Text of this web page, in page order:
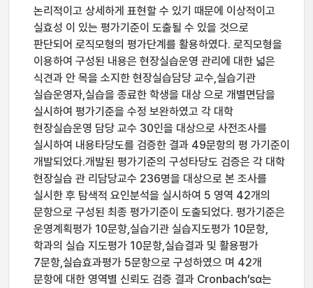
논리적이고 상세하게 표현할 수 있기 때문에 이상적이고
실효성 이 있는 평가기준이 도출될 수 있을 것으로
판단되어 로직모형의 평가단계를 활용하였다. 로직모형을
이용하여 구성된 내용은 현장실습운영 관리에 대한 넓은
식견과 안 목을 소지한 현장실습담당 교수,실습기관
실습운영자,실습을 종료한 학생을 대상 으로 개별면담을
실시하여 평가기준을 수정 보완하였고 각 대학
현장실습운영 담당 교수 30인을 대상으로 사전조사를
실시하여 내용타당도를 검증한 결과 49문항의 평 가기준이
개발되었다.개발된 평가기준의 구성타당도 검증은 각 대학
현장실습 관 리담당교수 236명을 대상으로 본 조사를
실시한 후 탐색적 요인분석을 실시하여 5 영역 42개의
문항으로 구성된 최종 평가기준이 도출되었다. 평가기준은
운영계획평가 10문항,실습기관 실습지도평가 10문항,
학과의 실습 지도평가 10문항,실습결과 및 활용평가
7문항,실습효과평가 5문항으로 구성하였으 며 42개
문항에 대한 영역별 신뢰도 검증 결과 Cronbach’sα는